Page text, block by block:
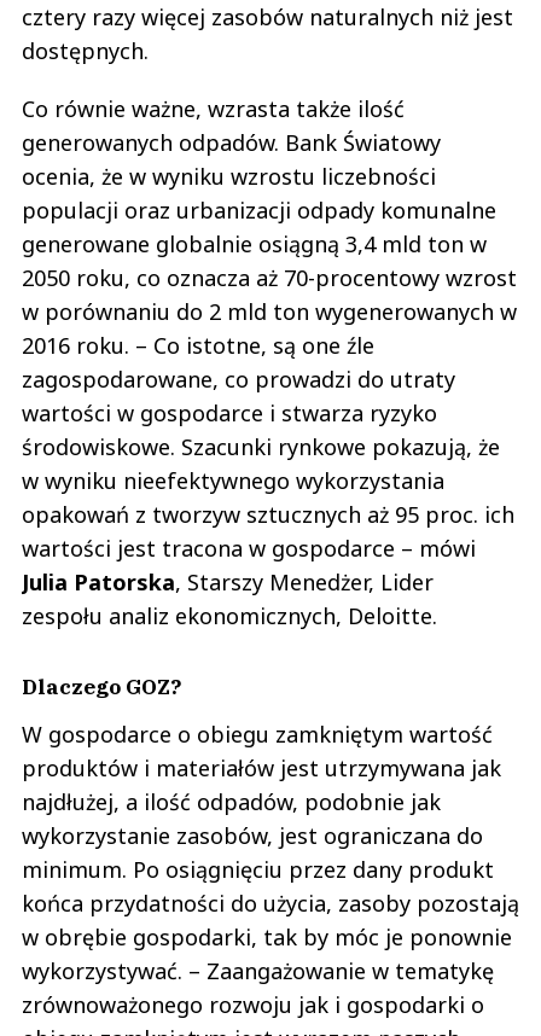
cztery razy więcej zasobów naturalnych niż jest
dostępnych.
Co równie ważne, wzrasta także ilość
generowanych odpadów. Bank Światowy
ocenia, że w wyniku wzrostu liczebności
populacji oraz urbanizacji odpady komunalne
generowane globalnie osiągną 3,4 mld ton w
2050 roku, co oznacza aż 70-procentowy wzrost
w porównaniu do 2 mld ton wygenerowanych w
2016 roku. – Co istotne, są one źle
zagospodarowane, co prowadzi do utraty
wartości w gospodarce i stwarza ryzyko
środowiskowe. Szacunki rynkowe pokazują, że
w wyniku nieefektywnego wykorzystania
opakowań z tworzyw sztucznych aż 95 proc. ich
wartości jest tracona w gospodarce – mówi
Julia Patorska, Starszy Menedżer, Lider
zespołu analiz ekonomicznych, Deloitte.
Dlaczego GOZ?
W gospodarce o obiegu zamkniętym wartość
produktów i materiałów jest utrzymywana jak
najdłużej, a ilość odpadów, podobnie jak
wykorzystanie zasobów, jest ograniczana do
minimum. Po osiągnięciu przez dany produkt
końca przydatności do użycia, zasoby pozostają
w obrębie gospodarki, tak by móc je ponownie
wykorzystywać. – Zaangażowanie w tematykę
zrównoważonego rozwoju jak i gospodarki o